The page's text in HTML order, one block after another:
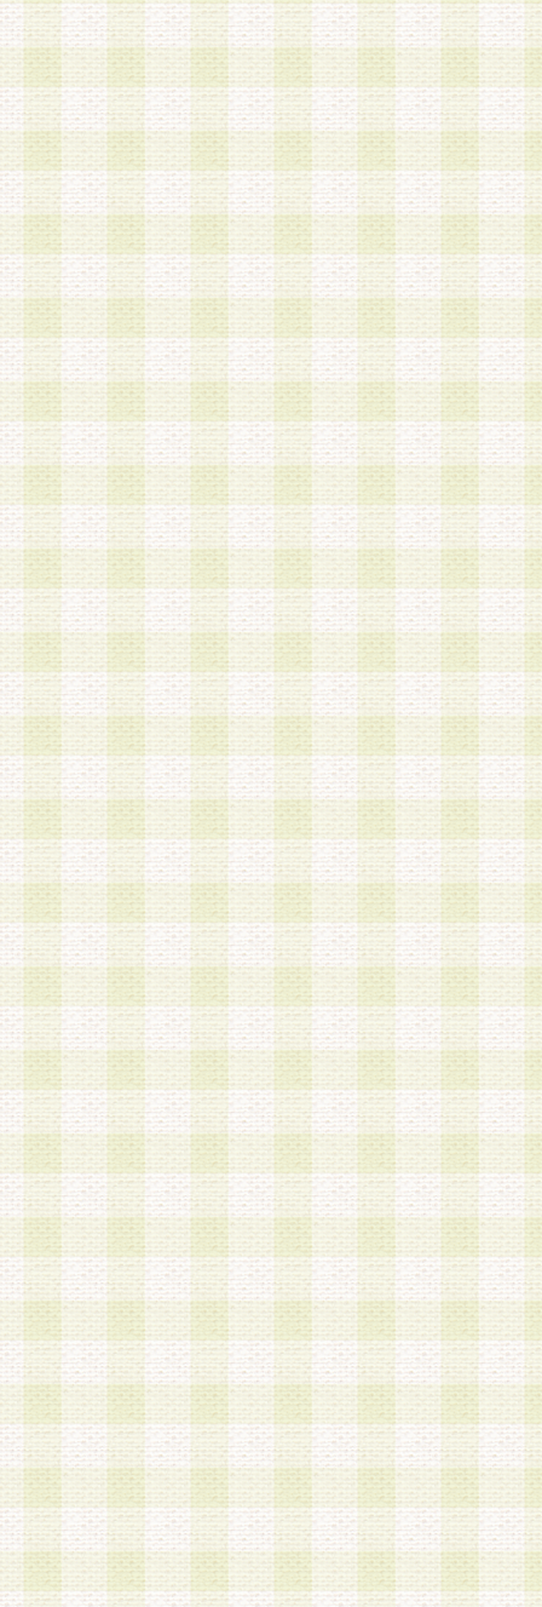
スワードを使用するものとします。
2.登録の際に当社が付与したログインIDおよびパ
の使用に関しては、全て会員本人がその責任を負
3.会員は、当社から付与されたログインIDおよび
貸与、名義変更、売買その他形態を問わず第三者
ならないものとします。
4.当社は、会員によるログインIDおよびパスワー
盗用など第三者の利用に伴う損害の発生について
き事由の有無、その他原因の如何を問わず、一切
のとします。
第5条 会員の登録情報
1.当社は、会員の登録情報に含まれる氏名・住所
アドレス等会員個人を識別できる情報を当社が別
シーポリシー
」に基づき適切に取り扱うものとし
は、当該個人情報を以下の各号に定める目的に利
す。なお、これら事項以外の目的で個人情報を利
かじめ会員の同意を得たうえで利用するものとし
a.本サービスの実施または運営
b.本サービスに係る謝礼、景品、調査サンプル品
c.会員からの電話、メール等の問い合わせなどへ
d.その他これらに付随する業務
2.当社は、会員個人を識別することのできる情報
会員情報を本人の承諾なく第三者に開示すること
人を識別できる情報について第三者に開示または
社は事前に会員本人の同意を得るものとします。
3.前項の定めに拘わらず、当社は、以下の目的に
意を 得ることなく、会員個人を識別できる情報
づき選定した委託業者に対して当社の責任におい
できるものとします。な お、当社は、当該委託
契約を締結しこれを遵守させるとともに、本規約
の注意をもって当該情報を使用させるものとし ま
a.本サービスに係る謝礼、景品、調査サンプル品
b.会員からの電話、メール等の問い合わせなどへ
c.モバイルリサーチ、またはグループ形式による
実施もしくは運営
d.その他これらに付随する業務
4.会員は、住所、電話番号その他の登録情報につ
合は、速やかに当社所定の変更手続きを行うもの
5.当社は、必要と認めた場合、会員に対して、電
手段により登録情報の対象者が会員登録者本人で
の内容が正確であること、アンケートの回答内容
うことができるものとます。
6.会員は、会員登録後当社が定期的に行う登録情
して、当社指定の期間内に更新手続きを行うもの
該期間内に更新手続きを行わない場合、その時点
発行したポイントは失効されるものとします。